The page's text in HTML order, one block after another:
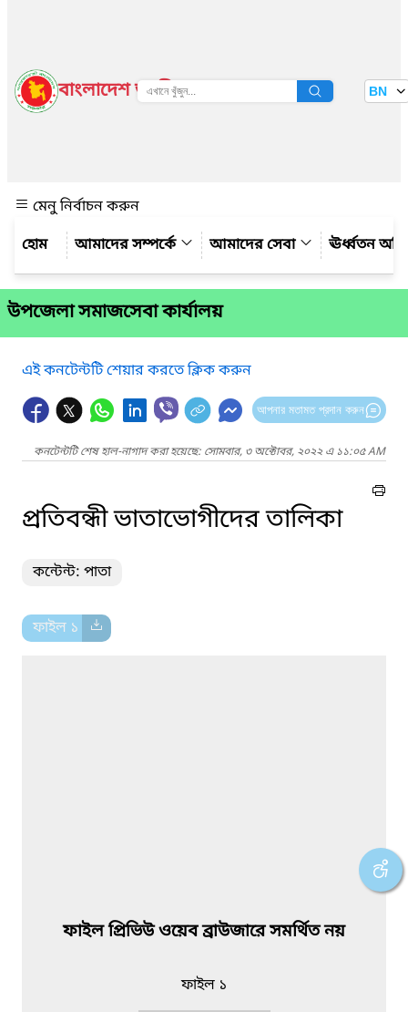
বাংলাদেশ জাতীয় তথ্য বাতায়ন BN
মেনু নির্বাচন করুন
আমাদের সম্পর্কে
আমাদের সেবা ঊর্ধ্বতন
উপজেলা সমাজসেবা কার্যালয়
এই কনটেন্টটি শেয়ার করতে ক্লিক করুন
আপনার মতামত প্রদান করুন
কনটেন্টটি শেষ হাল-নাগাদ করা হয়েছে: সোমবার, ৩ অক্টোবর, ২০২২ এ ১১:০৫ AM
প্রতিবন্ধী ভাতাভোগীদের তালিকা
কন্টেন্ট: পাতা
ফাইল ১
ফাইল প্রিভিউ ওয়েব ব্রাউজারে সমর্থিত নয়
ফাইল ১